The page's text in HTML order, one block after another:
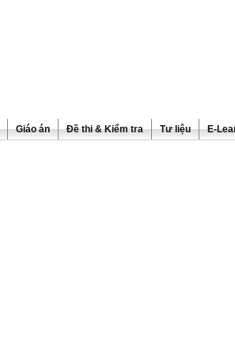
Giáo án Đề thi & Kiểm tra Tư liệu E-